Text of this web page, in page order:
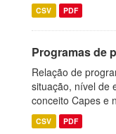
CSV PDF
Programas de
Relação de
situação, nível de
conceito Capes e
CSV PDF